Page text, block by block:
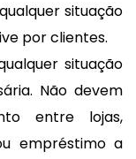
situação
por clientes.
situação
Não devem
entre lojas,
empréstimo a